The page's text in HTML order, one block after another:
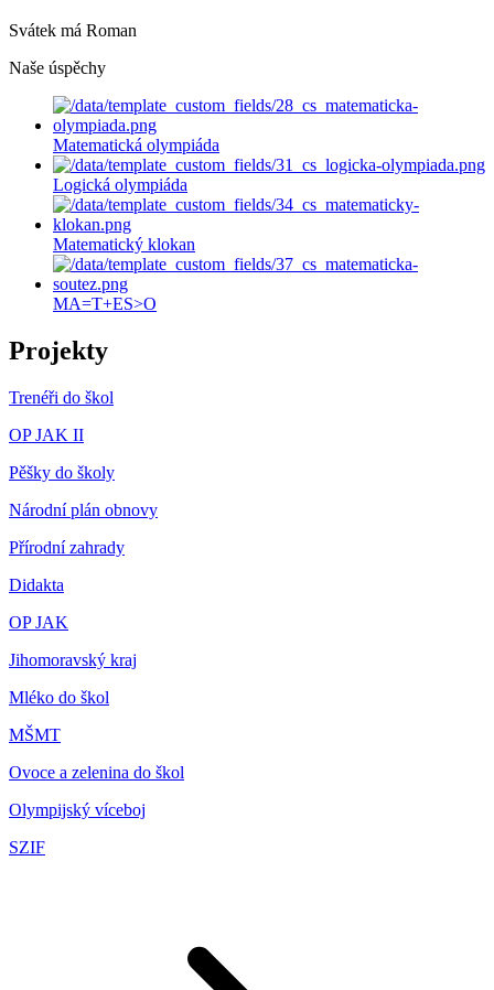
Svátek má Roman
Naše úspěchy
Matematická olympiáda
Logická olympiáda
Matematický klokan
MA=T+ES>O
Projekty
Trenéři do škol
OP JAK II
Pěšky do školy
Národní plán obnovy
Přírodní zahrady
Didakta
OP JAK
Jihomoravský kraj
Mléko do škol
MŠMT
Ovoce a zelenina do škol
Olympijský víceboj
SZIF